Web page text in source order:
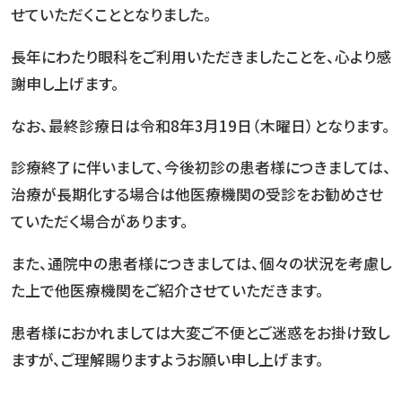
せていただくこととなりました。
長年にわたり眼科をご利用いただきましたことを、心より感
謝申し上げます。
なお、最終診療日は令和8年3月19日（木曜日）となります。
診療終了に伴いまして、今後初診の患者様につきましては、
治療が長期化する場合は他医療機関の受診をお勧めさせ
ていただく場合があります。
また、通院中の患者様につきましては、個々の状況を考慮し
た上で他医療機関をご紹介させていただきます。
患者様におかれましては大変ご不便とご迷惑をお掛け致し
ますが、ご理解賜りますようお願い申し上げます。